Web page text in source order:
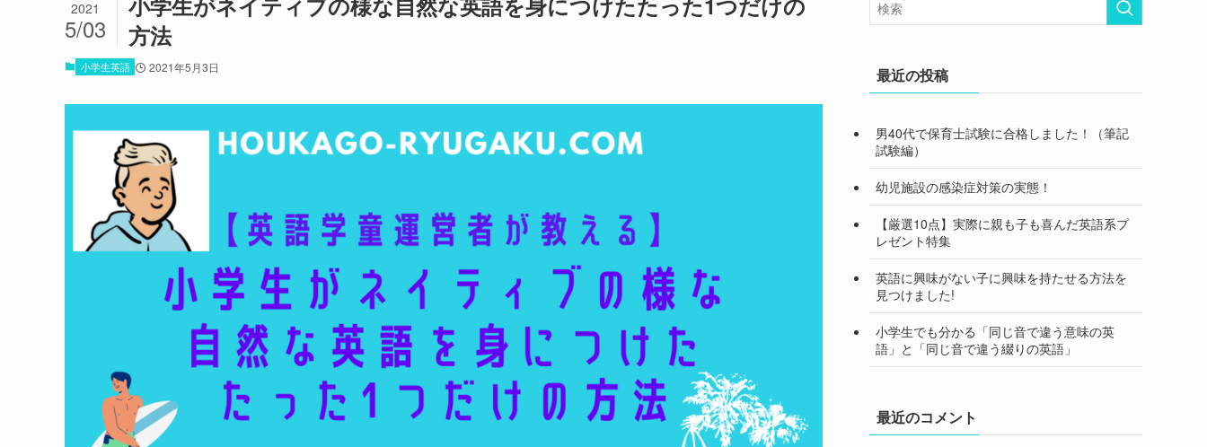
方法
2021
5/03
小学生英語 2021年5月3日 最近の投稿
男40代で保育士試験に合格しました！（筆記
試験編）
幼児施設の感染症対策の実態！
【厳選10点】実際に親も子も喜んだ英語系プ
レゼント特集
英語に興味がない子に興味を持たせる方法を
見つけました!
小学生でも分かる「同じ音で違う意味の英
語」と「同じ音で違う綴りの英語」
最近のコメント